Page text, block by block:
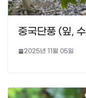
중국단풍 (잎,
2025년 11월 05일